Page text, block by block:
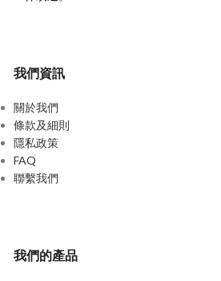
我們資訊
關於我們
條款及細則
隱私政策
FAQ
聯繫我們
我們的產品